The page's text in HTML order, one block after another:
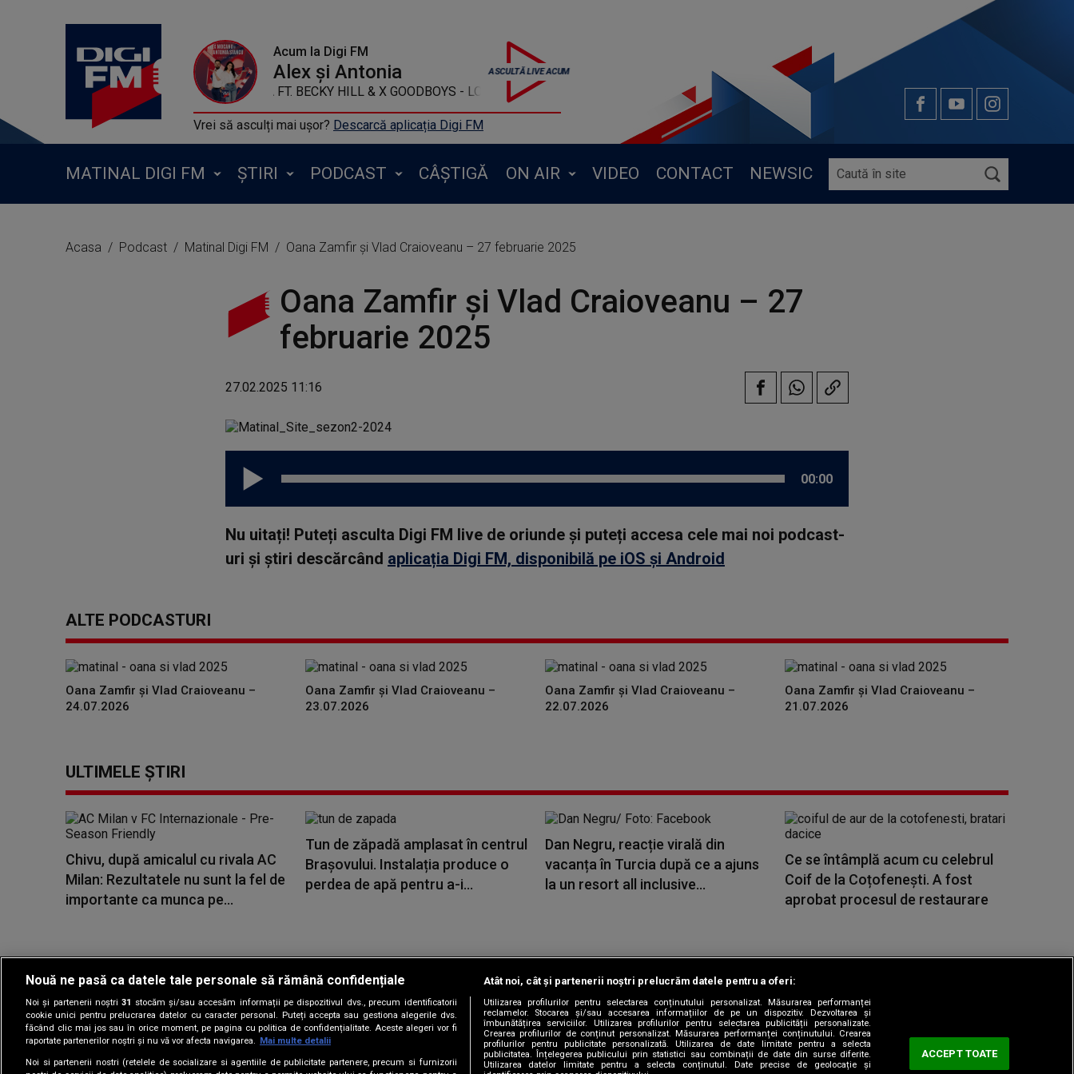
Acum la Digi FM
Alex și Antonia
MEDUZA FT. BECKY HILL & X GOODBOYS - LOSE CONTROL
Vrei să asculți mai ușor? Descarcă aplicația Digi FM
MATINAL DIGI FM ȘTIRI PODCAST CÂȘTIGĂ ON AIR VIDEO CONTACT NEWSIC
Acasa Podcast Matinal Digi FM Oana Zamfir și Vlad Craioveanu – 27 februarie 2025
Oana Zamfir și Vlad Craioveanu – 27
februarie 2025
27.02.2025 11:16
00:00
Nu uitați! Puteți asculta Digi FM live de oriunde și puteți accesa cele mai noi podcast-
uri și știri descărcând aplicația Digi FM, disponibilă pe iOS și Android
ALTE PODCASTURI
Oana Zamfir și Vlad Craioveanu –
24.07.2026
Oana Zamfir și Vlad Craioveanu –
23.07.2026
Oana Zamfir și Vlad Craioveanu –
22.07.2026
Oana Zamfir și Vlad Craioveanu –
21.07.2026
ULTIMELE ȘTIRI
Chivu, după amicalul cu rivala AC
Milan: Rezultatele nu sunt la fel de
importante ca munca pe...
Tun de zăpadă amplasat în centrul
Brașovului. Instalația produce o
perdea de apă pentru a-i...
Dan Negru, reacție virală din
vacanța în Turcia după ce a ajuns
la un resort all inclusive...
Ce se întâmplă acum cu celebrul
Coif de la Coțofenești. A fost
aprobat procesul de restaurare
Copyright © 2026 / DIGI ROMANIA S.A.
Gestionați preferințele|Termeni și condiții |Politica de confidențialitate|Contact/Info| Codul etic|Sitemap
Nouă ne pasă ca datele tale personale să rămână confidențiale
Noi și partenerii noștri31 stocăm și/sau accesăm informații pe dispozitivul dvs., precum identificatorii
cookie unici pentru prelucrarea datelor cu caracter personal. Puteți accepta sau gestiona alegerile dvs.
făcând clic mai jos sau în orice moment, pe pagina cu politica de confidențialitate. Aceste alegeri vor fi
raportate partenerilor noștri și nu vă vor afecta navigarea. Mai multe detalii
Noi si partenerii nostri (retelele de socializare si agentiile de publicitate partenere, precum si furnizorii
Atât noi, cât și partenerii noștri prelucrăm datele pentru a oferi:
Utilizarea profilurilor pentru selectarea conținutului personalizat. Măsurarea performanței
reclamelor. Stocarea și/sau accesarea informațiilor de pe un dispozitiv. Dezvoltarea și
îmbunătățirea serviciilor. Utilizarea profilurilor pentru selectarea publicității personalizate.
Crearea profilurilor de conținut personalizat. Măsurarea performanței conținutului. Crearea
profilurilor pentru publicitate personalizată. Utilizarea de date limitate pentru a selecta
publicitatea. Înțelegerea publicului prin statistici sau combinații de date din surse diferite.
Utilizarea datelor limitate pentru a selecta conținutul. Date precise de geolocație și
ACCEPT TOATE